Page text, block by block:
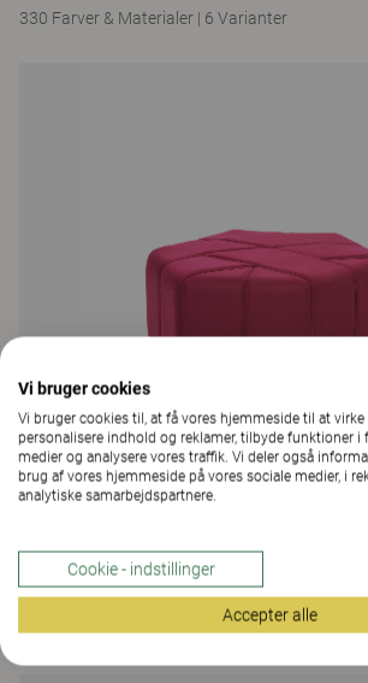
330 Farver & Materialer | 6 Varianter
Ribbon
Materia
Vi bruger cookies
Vi bruger cookies til, at få vores hjemmeside til at
personalisere indhold og reklamer, tilbyde funktioner i
medier og analysere vores traffik. Vi deler også
brug af vores hjemmeside på vores sociale medier, i
analytiske samarbejdspartnere.
Cookie - indstillinger
Accepter alle